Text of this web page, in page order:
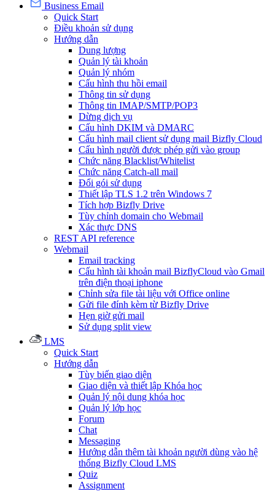
Business Email
Quick Start
Điều khoản sử dụng
Hướng dẫn
Dung lượng
Quản lý tài khoản
Quản lý nhóm
Cấu hình thu hồi email
Thông tin sử dụng
Thông tin IMAP/SMTP/POP3
Dừng dịch vụ
Cấu hình DKIM và DMARC
Cấu hình mail client sử dụng mail Bizfly Cloud
Cấu hình người được phép gửi vào group
Chức năng Blacklist/Whitelist
Chức năng Catch-all mail
Đổi gói sử dụng
Thiết lập TLS 1.2 trên Windows 7
Tích hợp Bizfly Drive
Tùy chỉnh domain cho Webmail
Xác thực DNS
REST API reference
Webmail
Email tracking
Cấu hình tài khoản mail BizflyCloud vào Gmail
trên điện thoại iphone
Chỉnh sửa file tài liệu với Office online
Gửi file đính kèm từ Bizfly Drive
Hẹn giờ gửi mail
Sử dụng split view
LMS
Quick Start
Hướng dẫn
Tùy biến giao diện
Giao diện và thiết lập Khóa học
Quản lý nội dung khóa học
Quản lý lớp học
Forum
Chat
Messaging
Hướng dẫn thêm tài khoản người dùng vào hệ
thống Bizfly Cloud LMS
Quiz
Assignment